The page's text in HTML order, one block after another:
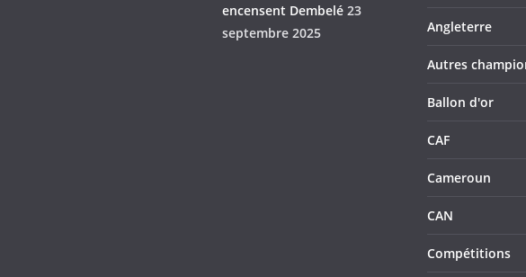
encensent Dembelé 23
septembre 2025
Angleterre
Autres
Ballon d'or
CAF
Cameroun
CAN
Compétitions